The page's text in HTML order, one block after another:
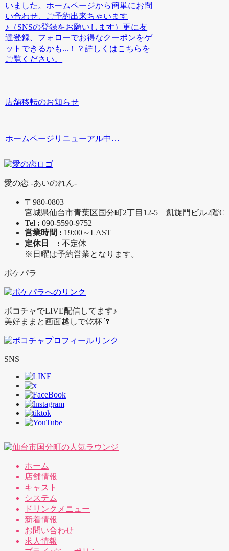
いました。ホームページから簡単にお問
い合わせ、ご予約出来ちゃいます
♪（SNSの登録をお願いします）更に友
達登録、フォローでお得なクーポンをゲ
ットできるかも...！？詳しくはこちらを
ご覧ください。
店舗移転のお知らせ
ホームページリニューアル中…
愛の恋 -あいのれん-
〒980-0803
宮城県仙台市青葉区国分町2丁目12-5 凱旋門ビル2階C
Tel : 090-5590-9752
営業時間 : 19:00～LAST
定休日 : 不定休
※日曜は予約営業となります。
ポケパラ
ポコチャでLIVE配信してます♪
美好ままと画面越しで乾杯🥂
SNS
ホーム
店舗情報
キャスト
システム
ドリンクメニュー
新着情報
お問い合わせ
求人情報